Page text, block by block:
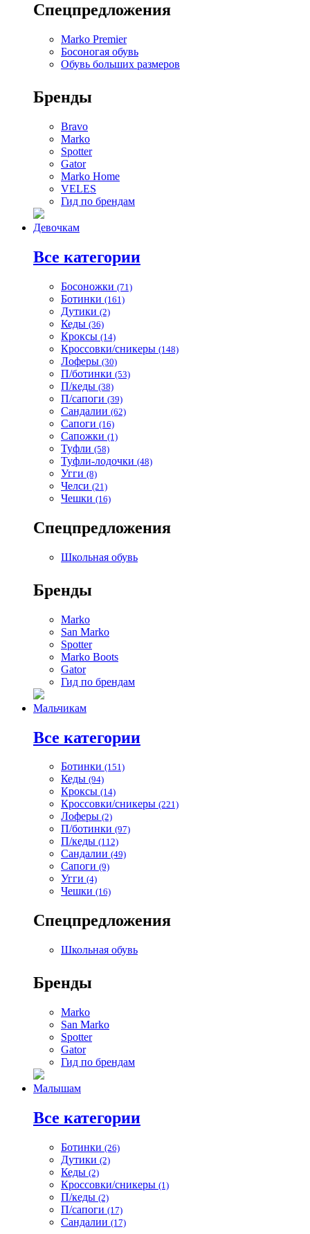
Спецпредложения
Marko Premier
Босоногая обувь
Обувь больших размеров
Бренды
Bravo
Marko
Spotter
Gator
Marko Home
VELES
Гид по брендам
Девочкам
Все категории
Босоножки (71)
Ботинки (161)
Дутики (2)
Кеды (36)
Кроксы (14)
Кроссовки/сникеры (148)
Лоферы (30)
П/ботинки (53)
П/кеды (38)
П/сапоги (39)
Сандалии (62)
Сапоги (16)
Сапожки (1)
Туфли (58)
Туфли-лодочки (48)
Угги (8)
Челси (21)
Чешки (16)
Спецпредложения
Школьная обувь
Бренды
Marko
San Marko
Spotter
Marko Boots
Gator
Гид по брендам
Мальчикам
Все категории
Ботинки (151)
Кеды (94)
Кроксы (14)
Кроссовки/сникеры (221)
Лоферы (2)
П/ботинки (97)
П/кеды (112)
Сандалии (49)
Сапоги (9)
Угги (4)
Чешки (16)
Спецпредложения
Школьная обувь
Бренды
Marko
San Marko
Spotter
Gator
Гид по брендам
Малышам
Все категории
Ботинки (26)
Дутики (2)
Кеды (2)
Кроссовки/сникеры (1)
П/кеды (2)
П/сапоги (17)
Сандалии (17)